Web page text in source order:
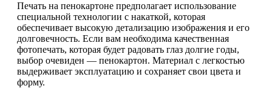
Печать на пенокартоне предполагает использование
специальной технологии с накаткой, которая
обеспечивает высокую детализацию изображения и его
долговечность. Если вам необходима качественная
фотопечать, которая будет радовать глаз долгие годы,
выбор очевиден — пенокартон. Материал с легкостью
выдерживает эксплуатацию и сохраняет свои цвета и
форму.